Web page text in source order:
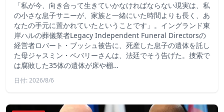
「私が今、向き合って生きていかなければならない現実は、私
の小さな息子サニーが、家族と一緒にいた時間よりも長く、あ
なたの手元に置かれていたということです」。イングランド東
岸ハルの葬儀業者Legacy Independent Funeral Directorsの
経営者ロバート・ブッシュ被告に、死産した息子の遺体を託し
た母ジャスミン・ベバリーさんは、法廷でそう告げた。捜索で
は腐敗した35体の遺体が床や棚…
日付: 2026/8/6